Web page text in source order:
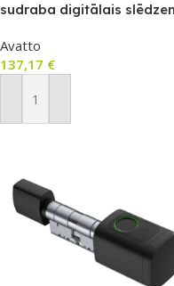
sudraba digitālais
Avatto
137,17 €
Pievienot Grozam